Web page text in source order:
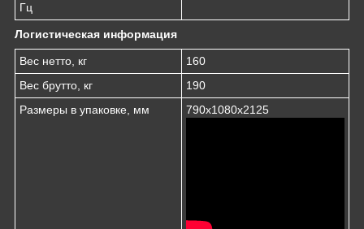
Гц
Логистическая информация
Вес нетто, кг
160
Вес брутто, кг
190
Размеры в упаковке, мм
790х1080х2125